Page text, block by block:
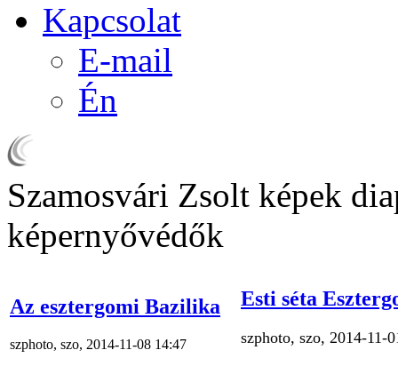
Kapcsolat
E-mail
Én
Szamosvári Zsolt képek
képernyővédők
Az esztergomi Bazilika
szphoto, szo, 2014-11-08 14:47
Esti séta
szphoto, szo, 2014-11-